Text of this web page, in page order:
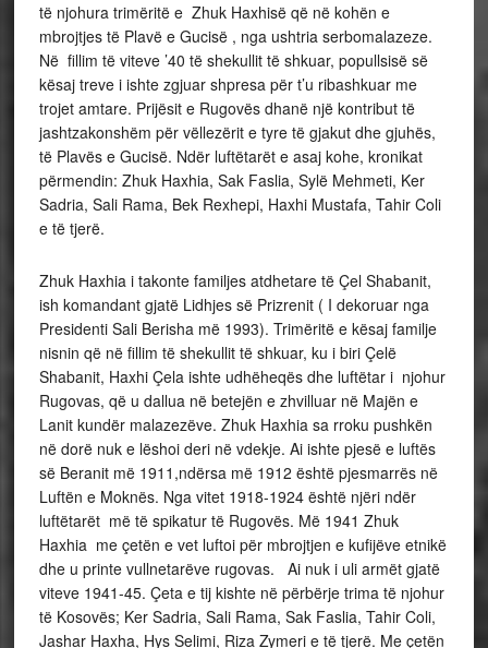
të njohura trimëritë e Zhuk Haxhisë që në kohën e
mbrojtjes të Plavë e Gucisë , nga ushtria serbomalazeze.
Në fillim të viteve ’40 të shekullit të shkuar, popullsisë së
kësaj treve i ishte zgjuar shpresa për t’u ribashkuar me
trojet amtare. Prijësit e Rugovës dhanë një kontribut të
jashtzakonshëm për vëllezërit e tyre të gjakut dhe gjuhës,
të Plavës e Gucisë. Ndër luftëtarët e asaj kohe, kronikat
përmendin: Zhuk Haxhia, Sak Faslia, Sylë Mehmeti, Ker
Sadria, Sali Rama, Bek Rexhepi, Haxhi Mustafa, Tahir Coli
e të tjerë.
Zhuk Haxhia i takonte familjes atdhetare të Çel Shabanit,
ish komandant gjatë Lidhjes së Prizrenit ( I dekoruar nga
Presidenti Sali Berisha më 1993). Trimëritë e kësaj familje
nisnin që në fillim të shekullit të shkuar, ku i biri Çelë
Shabanit, Haxhi Çela ishte udhëheqës dhe luftëtar i njohur
Rugovas, që u dallua në betejën e zhvilluar në Majën e
Lanit kundër malazezëve. Zhuk Haxhia sa rroku pushkën
në dorë nuk e lëshoi deri në vdekje. Ai ishte pjesë e luftës
së Beranit më 1911,ndërsa më 1912 është pjesmarrës në
Luftën e Moknës. Nga vitet 1918-1924 është njëri ndër
luftëtarët më të spikatur të Rugovës. Më 1941 Zhuk
Haxhia me çetën e vet luftoi për mbrojtjen e kufijëve etnikë
dhe u printe vullnetarëve rugovas. Ai nuk i uli armët gjatë
viteve 1941-45. Çeta e tij kishte në përbërje trima të njohur
të Kosovës; Ker Sadria, Sali Rama, Sak Faslia, Tahir Coli,
Jashar Haxha, Hys Selimi, Riza Zymeri e të tjerë. Me çetën